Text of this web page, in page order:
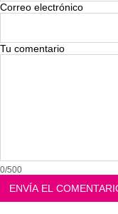
Correo electrónico
Tu comentario
0/500